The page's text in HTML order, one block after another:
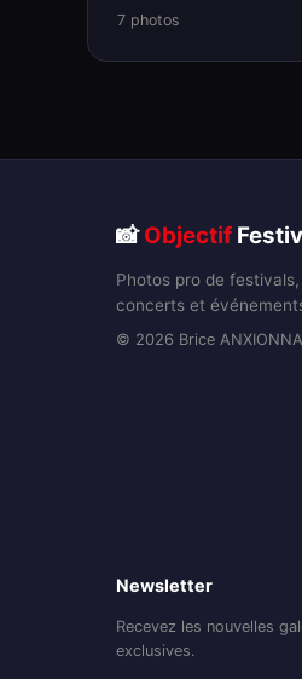
7 photos
📸Objectif
Photos pro de
concerts et
© 2026 Brice
Newsletter
Recevez les nouvelles
exclusives.